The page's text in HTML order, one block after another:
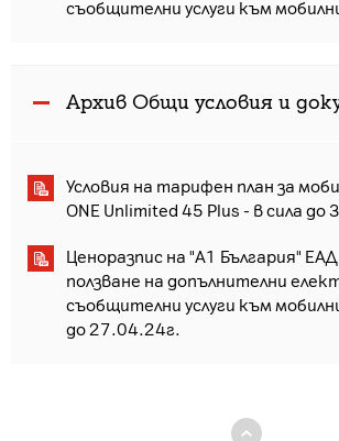
съобщителни услуги към
Архив Общи условия и
Условия на тарифен план за
ONE Unlimited 45 Plus - в сила до
Ценоразпис на "А1 България"
ползване на допълнителни
съобщителни услуги към мобилни
до 27.04.24г.